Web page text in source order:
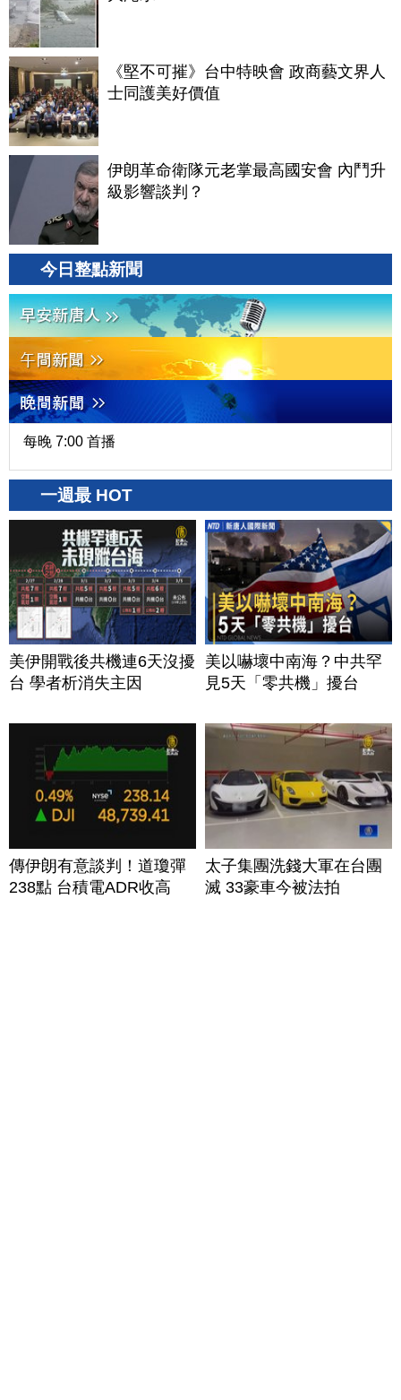
《堅不可摧》台中特映會 政商藝文界人
士同護美好價值
伊朗革命衛隊元老掌最高國安會 內鬥升
級影響談判？
今日整點新聞
每晚 7:00 首播
一週最 HOT
美伊開戰後共機連6天沒擾
台 學者析消失主因
美以嚇壞中南海？中共罕
見5天「零共機」擾台
傳伊朗有意談判！道瓊彈
238點 台積電ADR收高
太子集團洗錢大軍在台團
滅 33豪車今被法拍